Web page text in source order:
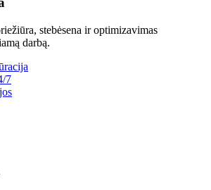
stebėsena ir optimizavimas
darbą.
7